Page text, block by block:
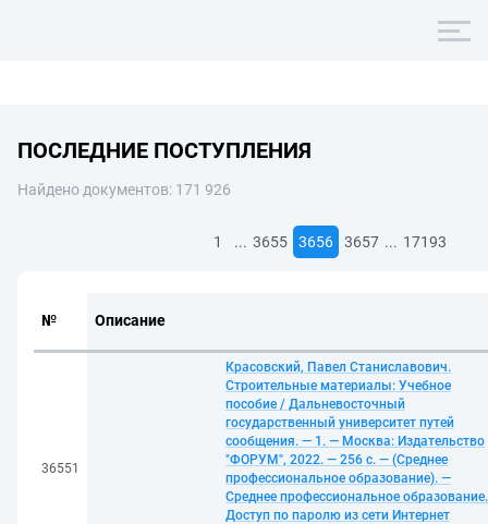
ПОСЛЕДНИЕ ПОСТУПЛЕНИЯ
Найдено документов: 171 926
1 ... 3655 3656 3657 ... 17193
№ Описание
36551
Красовский, Павел Станиславович.
Строительные материалы: Учебное
пособие / Дальневосточный
государственный университет путей
сообщения. — 1. — Москва: Издательство
"ФОРУМ", 2022. — 256 с. — (Среднее
профессиональное образование). —
Среднее профессиональное
Доступ по паролю из сети Интернет